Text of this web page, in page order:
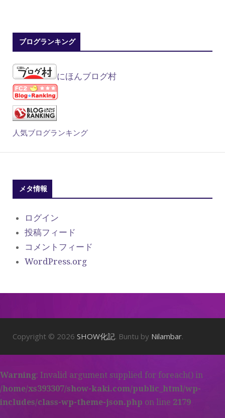
ブログランキング
にほんブログ村
人気ブログランキング
メタ情報
ログイン
投稿フィード
コメントフィード
WordPress.org
Copyright © 2026 SHOW化記. Buntu by Nilambar.
Warning: Invalid argument supplied for foreach() in
/home/xs393307/show-kaki.com/public_html/wp-
includes/class-wp-theme-json.php on line 2179